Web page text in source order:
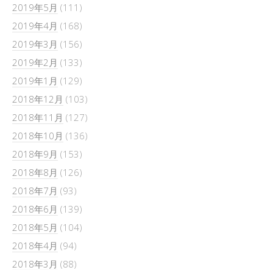
2019年5月 (111)
2019年4月 (168)
2019年3月 (156)
2019年2月 (133)
2019年1月 (129)
2018年12月 (103)
2018年11月 (127)
2018年10月 (136)
2018年9月 (153)
2018年8月 (126)
2018年7月 (93)
2018年6月 (139)
2018年5月 (104)
2018年4月 (94)
2018年3月 (88)